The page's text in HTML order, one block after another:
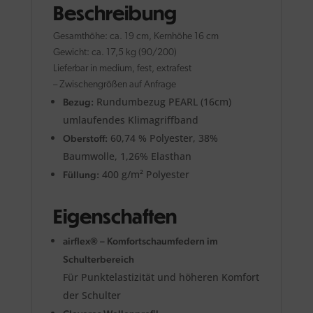
Beschreibung
Gesamthöhe: ca. 19 cm, Kernhöhe 16 cm
Gewicht: ca. 17,5 kg (90/200)
Lieferbar in medium, fest, extrafest
– Zwischengrößen auf Anfrage
Bezug: Rundumbezug PEARL (16cm)
umlaufendes Klimagriffband
Oberstoff: 60,74 % Polyester, 38%
Baumwolle, 1,26% Elasthan
Füllung: 400 g/m² Polyester
Eigenschaften
airflex® – Komfortschaumfedern im
Schulterbereich
Für Punktelastizität und höheren Komfort
der Schulter